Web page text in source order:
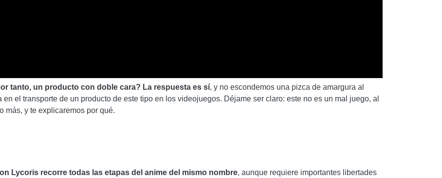
tanto, un producto con doble cara? La respuesta es sí, y no escondemos una pizca de amargura al
el transporte de un producto de este tipo en los videojuegos. Déjame ser claro: este no es un mal juego, al
más, y te explicaremos por qué.
Lycoris recorre todas las etapas del anime del mismo nombre, aunque requiere importantes libertades